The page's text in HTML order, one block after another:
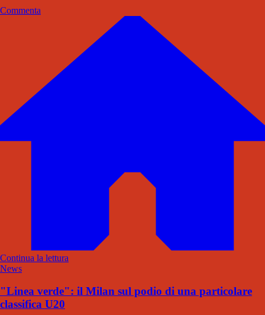
Commenta
Continua la lettura
News
"Linea verde": il Milan sul podio di una particolare
classifica U20